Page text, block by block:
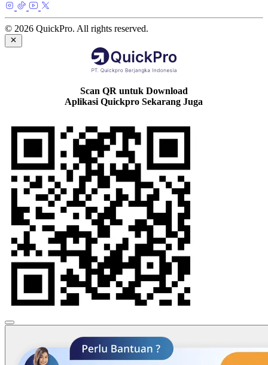
© 2026 QuickPro. All rights reserved.
Scan QR untuk Download
Aplikasi Quickpro Sekarang Juga